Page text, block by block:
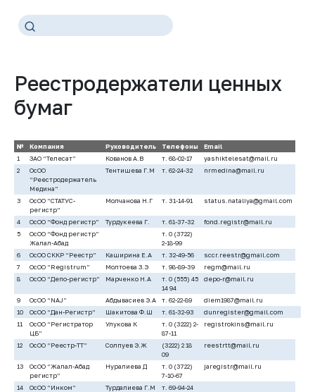
Реестродержатели ценных
бумаг
№ Компания Руководитель Телефоны
Email
1
ЗАО “Телесат” Кованов А.В т. 68-02-17
yashiktelesat@mail.ru
2
ОсОО
“Реестродержатель
Медина”
Тентишева Г.М т. 62-24-32 nrmedina@mail.ru
3
ОсОО “СТАТУС-
регистр”
Молчанова Н.Г т. 31-14-91 status.nataliya@gmail.com
4 ОсОО “Фонд регистр” Турдукеева Г. т. 61-37-32
fond.registr@mail.ru
5
ОсОО “Фонд регистр”
Жалал-Абад
т. 0 (3722)
2-18-99
6
ОсОО СККР “Реестр” Каширина Е.А т. 32-49-56
sccr.reestr@gmail.com
7
ОсОО “Registrum” Молтоева З.Э т. 98-89-39
regm@mail.ru
8
ОсОО “Депо-регистр” Марченко Н.А
т. 0 (555) 45
14 94
depo-r@mail.ru
9 ОсОО “NAJ” Абдывасиев Э.А т. 62-22-89
diem1987@mail.ru
10
ОсОО “Дан-Регистр” Шакитова Ф.Ш т. 61-32-93
dunregister@gmail.com
11
ОсОО “Регистратор
ЦБ”
Улукова К
т. 0 (3222) 2-
87-11
registrokins@mail.ru
12 ОсОО “Реестр-ТТ” Солпуев Э.Ж
(3222) 2 18
09
reestrtt@mail.ru
13
ОсОО “Жалал-Абад
регистр”
Нуралиева Д
т. 0 (3722)
7-10-67
jaregistr@mail.ru
14 ОсОО “Инком” Турдалиева Г.М
т. 69-94-24